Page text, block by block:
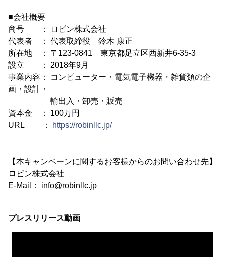
■会社概要
商号 ： ロビン株式会社
代表者 ： 代表取締役 鈴木 康正
所在地 ： 〒123-0841 東京都足立区西新井6-35-3
設立 ： 2018年9月
事業内容： コンピューター・電気電子機器・雑貨類の企
画・設計・
輸出入・卸売・販売
資本金 ： 100万円
URL ：
https://robinllc.jp/
【本キャンペーンに関するお客様からのお問い合わせ先】
ロビン株式会社
E-Mail： info@robinllc.jp
プレスリリース動画